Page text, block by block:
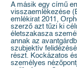
A másik egy című
visszaemlékezése
emlékirat 2011,
szerző azt tűzi ki
életszakasza
annak az
szubjektív
részt. Kockázatos
személyes